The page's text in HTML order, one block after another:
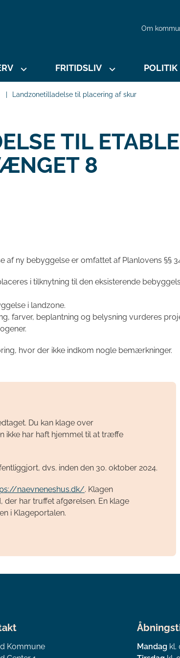
Om
FRITIDSLIV POLITIK
Landzonetilladelse til placering af skur
TIL
8
ny bebyggelse er omfattet af Planlovens §§
i tilknytning til den eksisterende
i landzone.
farver, beplantning og belysning vurderes
hvor der ikke indkom nogle bemærkninger.
Du kan klage over
ikke har haft hjemmel til at træffe
dvs. inden den 30. oktober 2024.
naevneneshus.dk/. Klagen
har truffet afgørelsen. En klage
i Klageportalen.
Kommune
Mandag kl.